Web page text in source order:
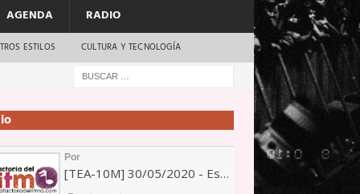
AGENDA RADIO
ESTILOS CULTURA Y TECNOLOGÍA